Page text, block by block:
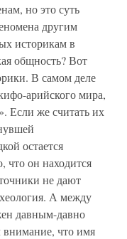
но это суть
другим
историкам в
общность? Вот
В самом деле
арийского мира,
Если же считать их
остается
он находится
не дают
А между
давным-давно
что имя